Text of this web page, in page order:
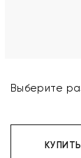
Выберите